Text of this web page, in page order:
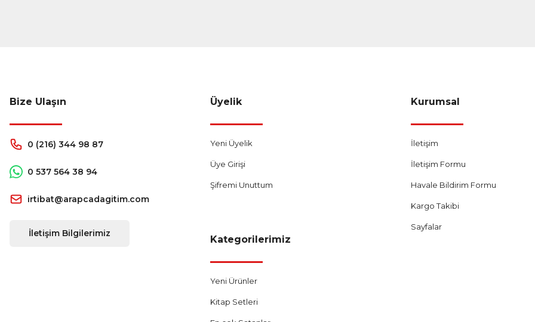
Bize Ulaşın
0 (216) 344 98 87
0 537 564 38 94
irtibat@arapcadagitim.com
İletişim Bilgilerimiz
Üyelik
Yeni Üyelik
Üye Girişi
Şifremi Unuttum
Kurumsal
İletişim
İletişim Formu
Havale Bildirim Formu
Kargo Takibi
Sayfalar
Kategorilerimiz
Yeni Ürünler
Kitap Setleri